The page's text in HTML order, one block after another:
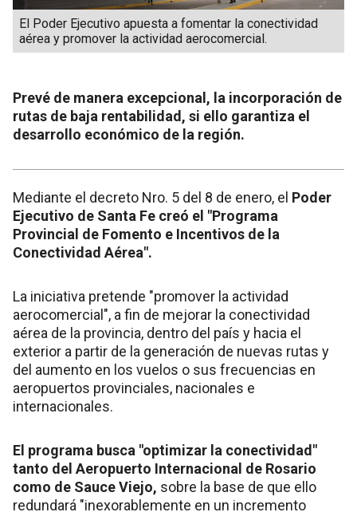
El Poder Ejecutivo apuesta a fomentar la conectividad
aérea y promover la actividad aerocomercial.
Prevé de manera excepcional, la incorporación de
rutas de baja rentabilidad, si ello garantiza el
desarrollo económico de la región.
Mediante el decreto Nro. 5 del 8 de enero, el Poder
Ejecutivo de Santa Fe creó el "Programa
Provincial de Fomento e Incentivos de la
Conectividad Aérea".
La iniciativa pretende "promover la actividad
aerocomercial", a fin de mejorar la conectividad
aérea de la provincia, dentro del país y hacia el
exterior a partir de la generación de nuevas rutas y
del aumento en los vuelos o sus frecuencias en
aeropuertos provinciales, nacionales e
internacionales.
El programa busca "optimizar la conectividad"
tanto del Aeropuerto Internacional de Rosario
como de Sauce Viejo, sobre la base de que ello
redundará "inexorablemente en un incremento